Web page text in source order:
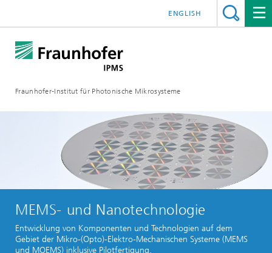
Fraunhofer-Institut für Photonische Mikrosysteme
ENGLISH
MEMS- und Nanotechnologie
Entwicklung von Komponenten und Technologien auf dem
Gebiet der Mikro-(Opto)-Elektro-Mechanischen Systeme (MEMS
und MOEMS) inklusive Pilotfertigung.